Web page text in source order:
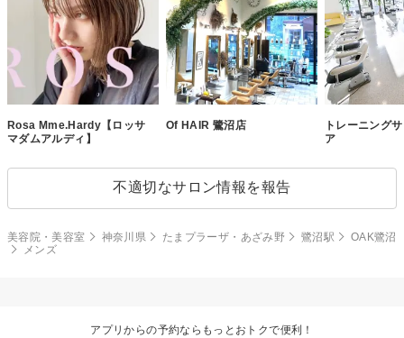
Rosa Mme.Hardy【ロッサ
マダムアルディ】
Of HAIR 鷺沼店
トレーニング
ア
不適切なサロン情報を報告
美容院・美容室 神奈川県 たまプラーザ・あざみ野 鷺沼駅
OAK鷺沼
メンズ
アプリからの予約ならもっとおトクで便利！